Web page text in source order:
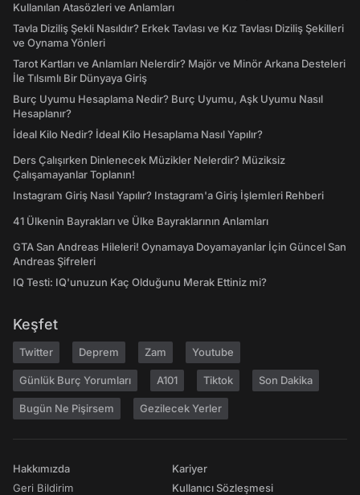
Kullanılan Atasözleri ve Anlamları
Tavla Diziliş Şekli Nasıldır? Erkek Tavlası ve Kız Tavlası Diziliş Şekilleri
ve Oynama Yönleri
Tarot Kartları ve Anlamları Nelerdir? Majör ve Minör Arkana Desteleri
İle Tılsımlı Bir Dünyaya Giriş
Burç Uyumu Hesaplama Nedir? Burç Uyumu, Aşk Uyumu Nasıl
Hesaplanır?
İdeal Kilo Nedir? İdeal Kilo Hesaplama Nasıl Yapılır?
Ders Çalışırken Dinlenecek Müzikler Nelerdir? Müziksiz
Çalışamayanlar Toplanın!
Instagram Giriş Nasıl Yapılır? Instagram'a Giriş İşlemleri Rehberi
41 Ülkenin Bayrakları ve Ülke Bayraklarının Anlamları
GTA San Andreas Hileleri! Oynamaya Doyamayanlar İçin Güncel San
Andreas Şifreleri
IQ Testi: IQ'unuzun Kaç Olduğunu Merak Ettiniz mi?
Keşfet
Twitter Deprem Zam Youtube
Günlük Burç Yorumları A101 Tiktok Son Dakika
Bugün Ne Pişirsem Gezilecek Yerler
Hakkımızda
Geri Bildirim
Kariyer
Kullanıcı Sözleşmesi